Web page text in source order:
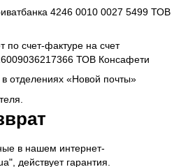
4246 0010 0027 5499 ТОВ
по счет-фактуре на счет
ТОВ Консафети
отделениях «Новой почты»
в нашем интернет-
действует гарантия.